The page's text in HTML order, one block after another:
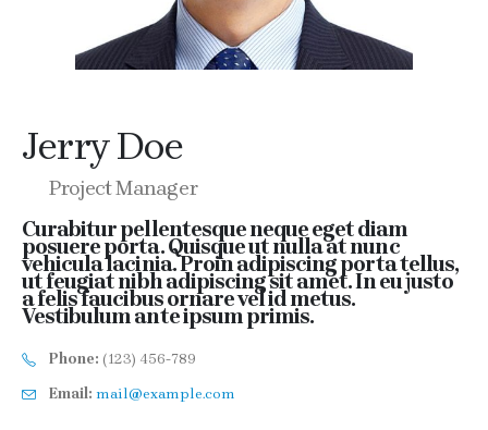
Jerry Doe
Project Manager
Curabitur pellentesque neque eget diam
posuere porta. Quisque ut nulla at nunc
vehicula lacinia. Proin adipiscing porta tellus,
ut feugiat nibh adipiscing sit amet. In eu justo
a felis faucibus ornare vel id metus.
Vestibulum ante ipsum primis.
Phone: (123) 456-789
Email: mail@example.com